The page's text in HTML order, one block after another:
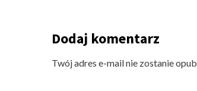
Dodaj komentarz
Twój adres e-mail nie zostanie